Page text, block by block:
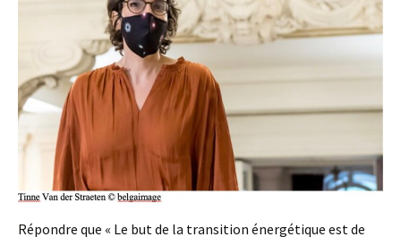
Répondre que « Le but de la transition énergétique est de